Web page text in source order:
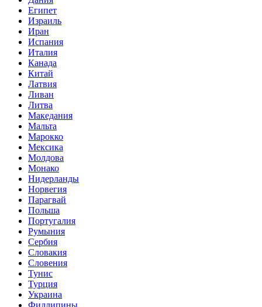
Египет
Израиль
Иран
Испания
Италия
Канада
Китай
Латвия
Ливан
Литва
Македания
Мальта
Марокко
Мексика
Молдова
Монако
Нидерланды
Норвегия
Парагвай
Польша
Португалия
Румыния
Сербия
Словакия
Словения
Тунис
Турция
Украина